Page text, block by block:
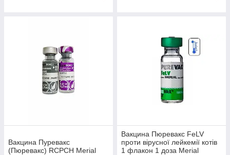
Вакцина Пуревакс
(Пюревакс) RCPCH Merial
Вакцина Пюревакс FeLV
проти вірусної лейкемії котів
1 флакон 1 доза Merial